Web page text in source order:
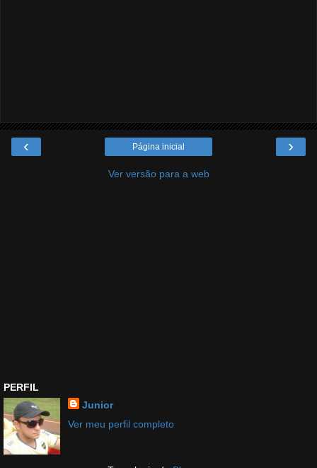
‹ ›
Página inicial
Ver versão para a web
PERFIL
Junior
Ver meu perfil completo